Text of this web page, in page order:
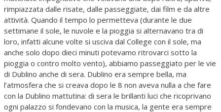
rimpiazzata dalle risate, dalle passeggiate, dai film e da altre
attività. Quando il tempo lo permetteva (durante le due
settimane il sole, le nuvole e la pioggia si alternavano tra di
loro, infatti alcune volte si usciva dal College con il sole, ma
anche solo dopo dieci minuti potevamo ritrovarci sotto la
pioggia o contro molto vento), abbiamo passeggiato per le vie
di Dublino anche di sera. Dublino era sempre bella, ma
l’atmosfera che si creava dopo le 8 non aveva nulla a che fare
con la Dublino mattutina: di sera le brillanti luci che ricoprivano
ogni palazzo si fondevano con la musica, la gente era sempre